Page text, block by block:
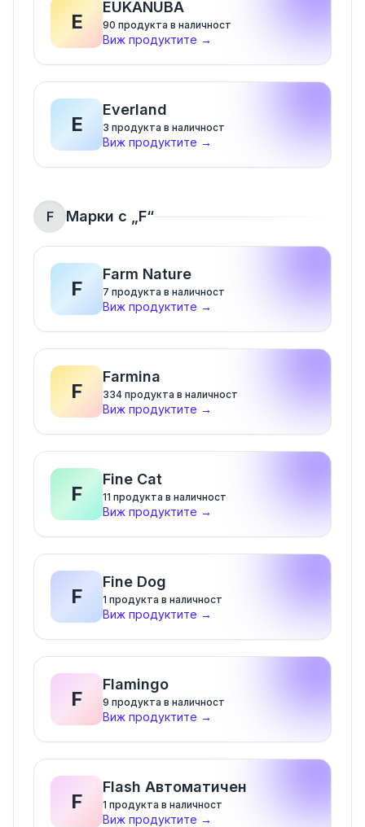
E
EUKANUBA
90 продукта в наличност
Виж продуктите →
E
Everland
3 продукта в наличност
Виж продуктите →
F Марки с „ F“
F
Farm Nature
7 продукта в наличност
Виж продуктите →
F
Farmina
334 продукта в наличност
Виж продуктите →
F
Fine Cat
11 продукта в наличност
Виж продуктите →
F
Fine Dog
1 продукта в наличност
Виж продуктите →
F
Flamingo
9 продукта в наличност
Виж продуктите →
F
Flash Автоматичен
1 продукта в наличност
Виж продуктите →